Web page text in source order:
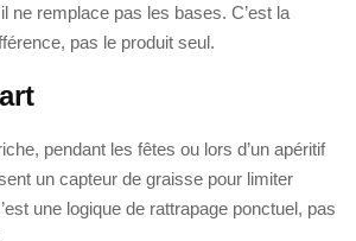
ne remplace pas les bases. C’est la
pas le produit seul.
pendant les fêtes ou lors d’un apéritif
un capteur de graisse pour limiter
une logique de rattrapage ponctuel, pas